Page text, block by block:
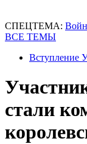
СПЕЦТЕМА:
ВСЕ ТЕМЫ
Вступление
стали